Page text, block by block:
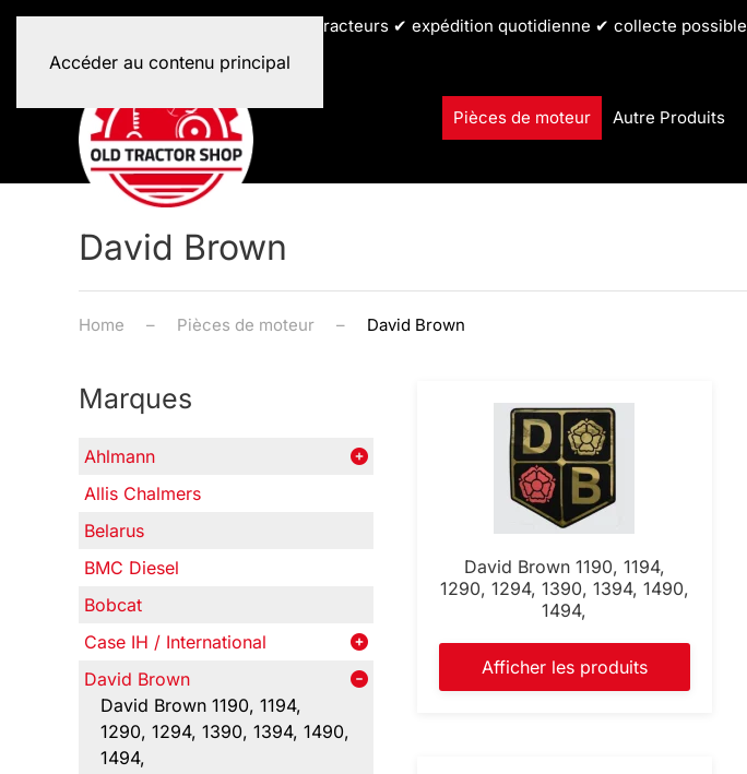
Accéder au contenu principal
✔ toutes les marques de tracteurs ✔ expédition quotidienne ✔ collecte possible
Pièces de moteur Autre Produits
David Brown
Home Pièces de moteur David Brown
Marques
Ahlmann
Allis Chalmers
Belarus
BMC Diesel
Bobcat
Case IH / International
David Brown
David Brown 1190, 1194,
1290, 1294, 1390, 1394, 1490,
1494,
David Brown 1190, 1194,
1290, 1294, 1390, 1394, 1490,
1494,
Afficher les produits